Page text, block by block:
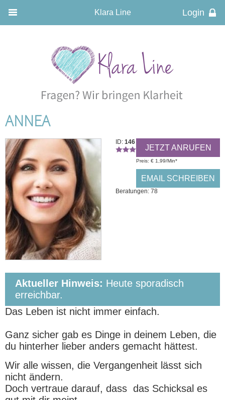
Klara Line
ANNEA
JETZT ANRUFEN
Preis: € 1,99/Min*
EMAIL SCHREIBEN
ID: 146
Beratungen: 78
Aktueller Hinweis: Heute sporadisch
erreichbar.
Das Leben ist nicht immer einfach.
Ganz sicher gab es Dinge in deinem Leben, die
du hinterher lieber anders gemacht hättest.
Wir alle wissen, die Vergangenheit lässt sich
nicht ändern.
Doch vertraue darauf, dass das Schicksal es